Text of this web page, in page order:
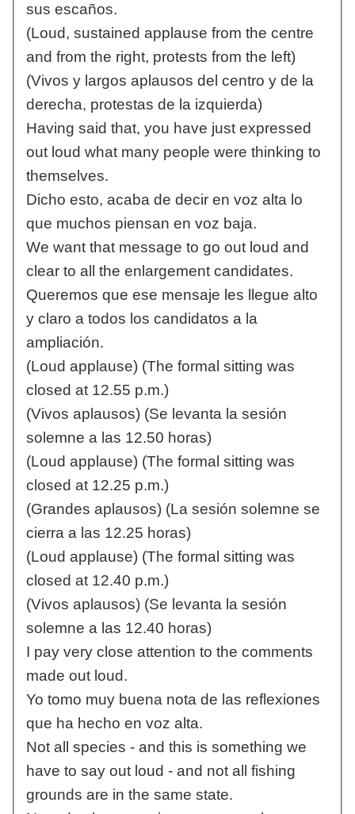
sus escaños.
(Loud, sustained applause from the centre
and from the right, protests from the left)
(Vivos y largos aplausos del centro y de la
derecha, protestas de la izquierda)
Having said that, you have just expressed
out loud what many people were thinking to
themselves.
Dicho esto, acaba de decir en voz alta lo
que muchos piensan en voz baja.
We want that message to go out loud and
clear to all the enlargement candidates.
Queremos que ese mensaje les llegue alto
y claro a todos los candidatos a la
ampliación.
(Loud applause) (The formal sitting was
closed at 12.55 p.m.)
(Vivos aplausos) (Se levanta la sesión
solemne a las 12.50 horas)
(Loud applause) (The formal sitting was
closed at 12.25 p.m.)
(Grandes aplausos) (La sesión solemne se
cierra a las 12.25 horas)
(Loud applause) (The formal sitting was
closed at 12.40 p.m.)
(Vivos aplausos) (Se levanta la sesión
solemne a las 12.40 horas)
I pay very close attention to the comments
made out loud.
Yo tomo muy buena nota de las reflexiones
que ha hecho en voz alta.
Not all species - and this is something we
have to say out loud - and not all fishing
grounds are in the same state.